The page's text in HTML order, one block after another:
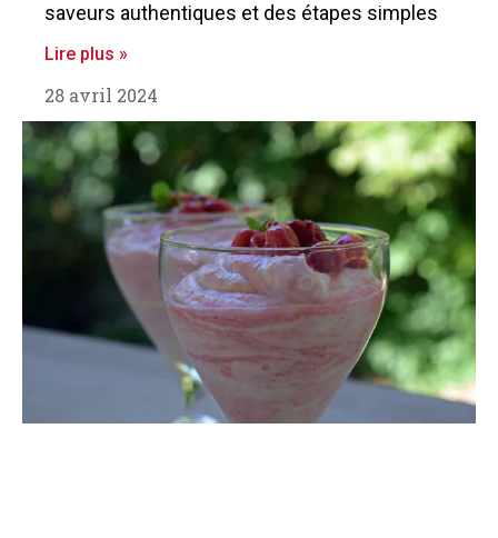
saveurs authentiques et des étapes simples
Lire plus »
28 avril 2024